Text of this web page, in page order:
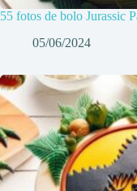
55 fotos de bolo Jurassic
05/06/2024